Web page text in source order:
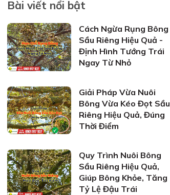
Bài viết nổi bật
Cách Ngừa Rụng Bông
Sầu Riêng Hiệu Quả -
Định Hình Tướng Trái
Ngay Từ Nhỏ
Giải Pháp Vừa Nuôi
Bông Vừa Kéo Đọt Sầu
Riêng Hiệu Quả, Đúng
Thời Điểm
Quy Trình Nuôi Bông
Sầu Riêng Hiệu Quả,
Giúp Bông Khỏe, Tăng
Tỷ Lệ Đậu Trái